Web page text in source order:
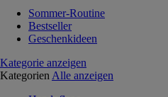
Sommer-Routine
Bestseller
Geschenkideen
Kategorie anzeigen
Kategorien Alle anzeigen